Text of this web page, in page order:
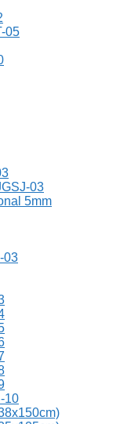
05
03
5mm
03
10